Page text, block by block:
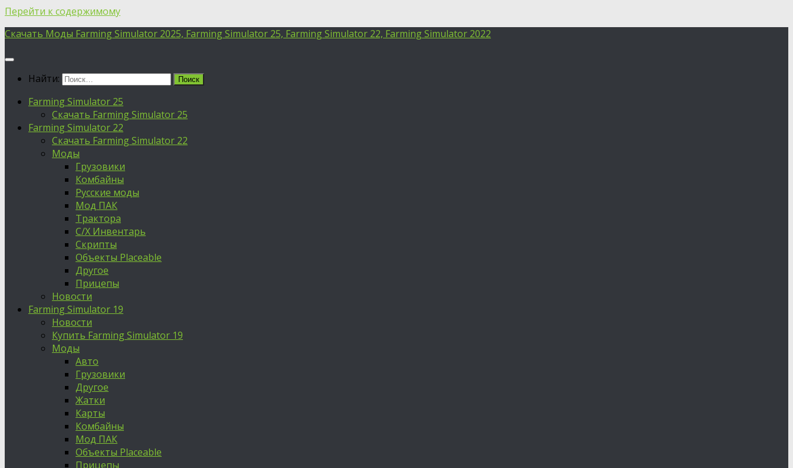
Перейти к содержимому
Скачать Моды Farming Simulator 2025, Farming Simulator 25, Farming Simulator 22, Farming Simulator 2022
Найти:
Farming Simulator 25
Скачать Farming Simulator 25
Farming Simulator 22
Скачать Farming Simulator 22
Моды
Грузовики
Комбайны
Русские моды
Мод ПАК
Трактора
С/Х Инвентарь
Скрипты
Объекты Placeable
Другое
Прицепы
Новости
Farming Simulator 19
Новости
Купить Farming Simulator 19
Моды
Авто
Грузовики
Другое
Жатки
Карты
Комбайны
Мод ПАК
Объекты Placeable
Прицепы